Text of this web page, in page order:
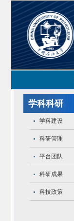
学科科研
学科建设
科研管理
平台团队
科研成果
科技政策